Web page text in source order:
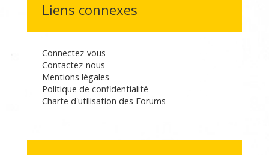
Liens connexes
Connectez-vous
Contactez-nous
Mentions légales
Politique de confidentialité
Charte d'utilisation des Forums